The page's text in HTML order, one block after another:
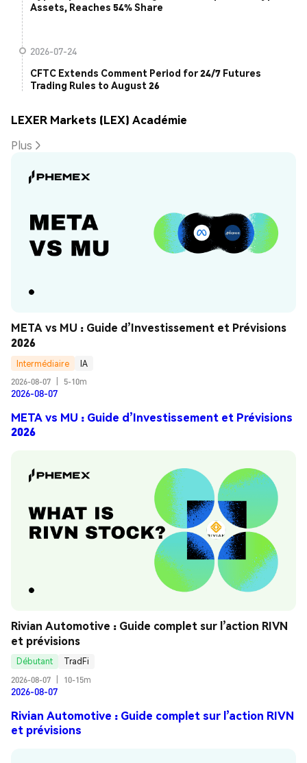
Assets, Reaches 54% Share
2026-07-24
CFTC Extends Comment Period for 24/7 Futures
Trading Rules to August 26
LEXER Markets (LEX) Académie
Plus
META vs MU : Guide d’Investissement et Prévisions
2026
Intermédiaire
IA
2026-08-07
5-10m
2026-08-07
META vs MU : Guide d’Investissement et Prévisions
2026
Rivian Automotive : Guide complet sur l’action RIVN
et prévisions
Débutant
TradFi
2026-08-07
10-15m
2026-08-07
Rivian Automotive : Guide complet sur l’action RIVN
et prévisions